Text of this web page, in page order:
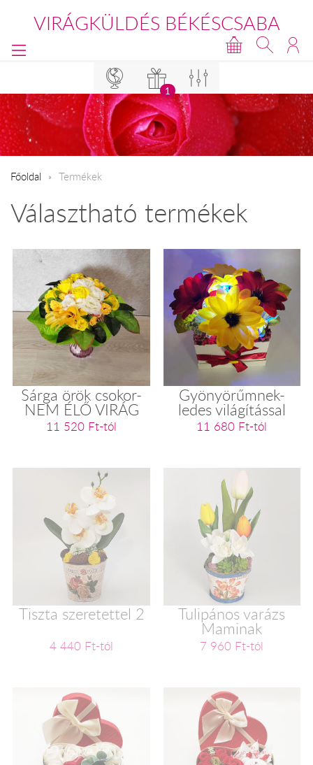
VIRÁGKÜLDÉS BÉKÉSCSABA
1
Főoldal Termékek
Választható termékek
Sárga örök csokor-
NEM ÉLŐ VIRÁG
11 520 Ft-tól
Gyönyörűmnek-
ledes világítással
11 680 Ft-tól
Tiszta szeretettel 2
4 440 Ft-tól
Tulipános varázs
Maminak
7 960 Ft-tól